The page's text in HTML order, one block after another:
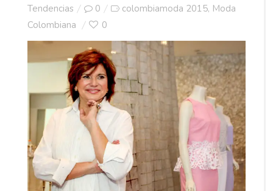
on
Tendencias
0 colombiamoda 2015, Moda
Colombiana
0